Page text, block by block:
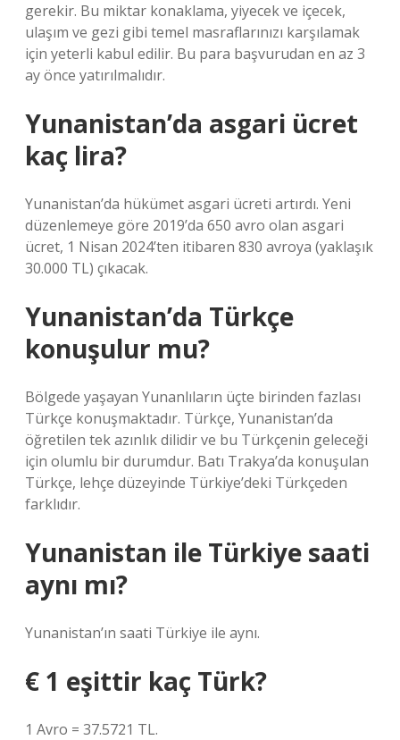
gerekir. Bu miktar konaklama, yiyecek ve içecek,
ulaşım ve gezi gibi temel masraflarınızı karşılamak
için yeterli kabul edilir. Bu para başvurudan en az 3
ay önce yatırılmalıdır.
Yunanistan’da asgari ücret
kaç lira?
Yunanistan’da hükümet asgari ücreti artırdı. Yeni
düzenlemeye göre 2019’da 650 avro olan asgari
ücret, 1 Nisan 2024’ten itibaren 830 avroya (yaklaşık
30.000 TL) çıkacak.
Yunanistan’da Türkçe
konuşulur mu?
Bölgede yaşayan Yunanlıların üçte birinden fazlası
Türkçe konuşmaktadır. Türkçe, Yunanistan’da
öğretilen tek azınlık dilidir ve bu Türkçenin geleceği
için olumlu bir durumdur. Batı Trakya’da konuşulan
Türkçe, lehçe düzeyinde Türkiye’deki Türkçeden
farklıdır.
Yunanistan ile Türkiye saati
aynı mı?
Yunanistan’ın saati Türkiye ile aynı.
€ 1 eşittir kaç Türk?
1 Avro = 37.5721 TL.